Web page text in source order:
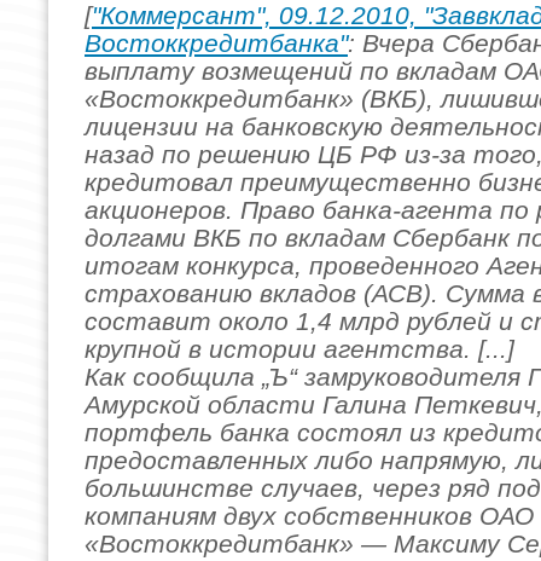
["Коммерсант", 09.12.2010,
Востоккредитбанка": Вчера
выплату возмещений по вкладам
«Востоккредитбанк» (ВКБ),
лицензии на банковскую
назад по решению ЦБ РФ из-за
кредитовал преимущественно
акционеров. Право банка-агента по
долгами ВКБ по вкладам Сбербанк
итогам конкурса, проведенного
страхованию вкладов (АСВ). Сумма
составит около 1,4 млрд рублей и
крупной в истории агентства. [...]
Как сообщила „Ъ“
Амурской области Галина
портфель банка состоял из
предоставленных либо напрямую,
большинстве случаев, через ряд
компаниям двух собственников ОАО
«Востоккредитбанк» — Максиму